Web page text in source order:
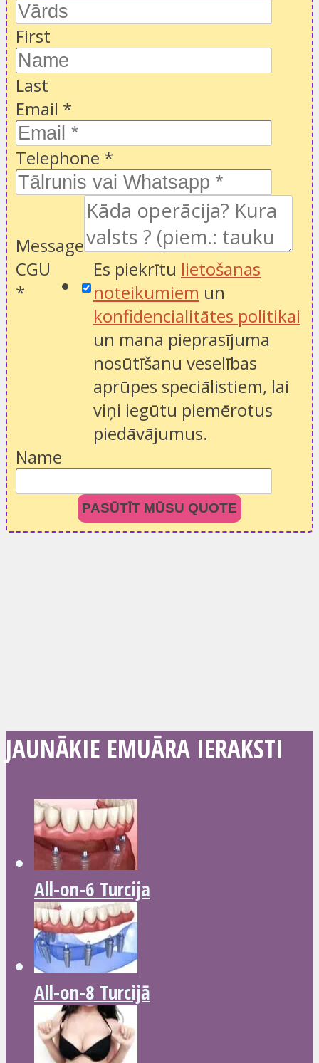
First
Last
Email *
Telephone *
Message
CGU
*
Es piekrītu lietošanas
noteikumiem un
konfidencialitātes politikai
un mana pieprasījuma
nosūtīšanu veselības
aprūpes speciālistiem, lai
viņi iegūtu piemērotus
piedāvājumus.
Name
PASŪTĪT MŪSU QUOTE
JAUNĀKIE EMUĀRA IERAKSTI
All-on-6 Turcija
All-on-8 Turcijā